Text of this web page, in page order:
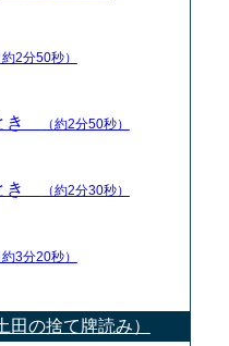
約2分50秒）
き （約2分50秒）
き （約2分30秒）
約3分20秒）
の捨て牌読み）